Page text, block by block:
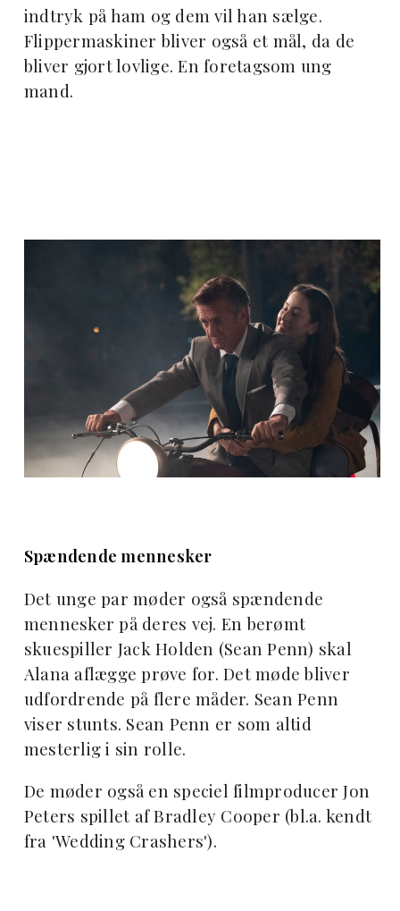
indtryk på ham og dem vil han sælge.
Flippermaskiner bliver også et mål, da de
bliver gjort lovlige. En foretagsom ung
mand.
Spændende mennesker
Det unge par møder også spændende
mennesker på deres vej. En berømt
skuespiller Jack Holden (Sean Penn) skal
Alana aflægge prøve for. Det møde bliver
udfordrende på flere måder. Sean Penn
viser stunts. Sean Penn er som altid
mesterlig i sin rolle.
De møder også en speciel filmproducer Jon
Peters spillet af Bradley Cooper (bl.a. kendt
fra 'Wedding Crashers').